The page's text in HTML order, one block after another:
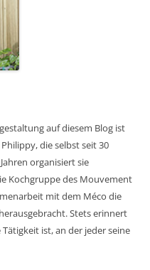
auf diesem Blog ist
die selbst seit 30
organisiert sie
Kochgruppe des Mouvement
mit dem Méco die
Stets erinnert
ist, an der jeder seine